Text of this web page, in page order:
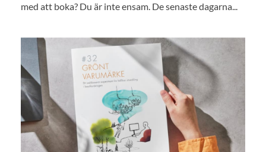
med att boka? Du är inte ensam. De senaste dagarna...